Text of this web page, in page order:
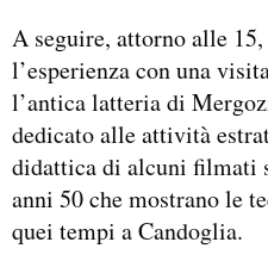
A seguire, attorno alle
l’esperienza con una
l’antica latteria di
dedicato alle attività
didattica di alcuni filmati
anni 50 che mostrano le
quei tempi a Candoglia.